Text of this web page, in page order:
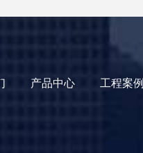
产品中心 工程案例